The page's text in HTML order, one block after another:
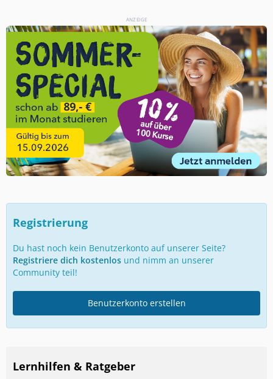
ANZEIGE
Registrierung
Du hast noch kein Benutzerkonto auf unserer Seite?
Registriere dich kostenlos und nimm an unserer
Community teil!
Benutzerkonto erstellen
Lernhilfen & Ratgeber